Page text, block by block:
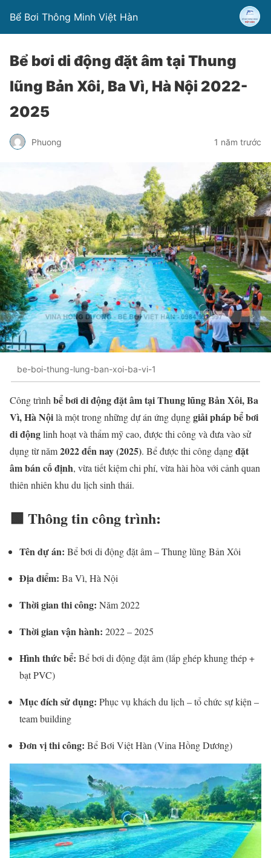
Bể Bơi Thông Minh Việt Hàn
Bể bơi di động đặt âm tại Thung
lũng Bản Xôi, Ba Vì, Hà Nội 2022-
2025
Phuong 1 năm trước
be-boi-thung-lung-ban-xoi-ba-vi-1
Công trìnhbể bơi di động đặt âm tại Thung lũng Bản Xôi, Ba
Vì, Hà Nộilà một trong những dự án ứng dụnggiải pháp bể bơi
di độnglinh hoạt và thẩm mỹ cao, được thi công và đưa vào sử
dụng từ năm2022 đến nay (2025). Bể được thi công dạngđặt
âm bán cố định, vừa tiết kiệm chi phí, vừa hài hòa với cảnh quan
thiên nhiên khu du lịch sinh thái.
🟩 Thông tin công trình:
Tên dự án: Bể bơi di động đặt âm – Thung lũng Bản Xôi
Địa điểm: Ba Vì, Hà Nội
Thời gian thi công: Năm 2022
Thời gian vận hành: 2022 – 2025
Hình thức bể: Bể bơi di động đặt âm (lắp ghép khung thép +
bạt PVC)
Mục đích sử dụng: Phục vụ khách du lịch – tổ chức sự kiện –
team building
Đơn vị thi công: Bể Bơi Việt Hàn (Vina Hồng Dương)